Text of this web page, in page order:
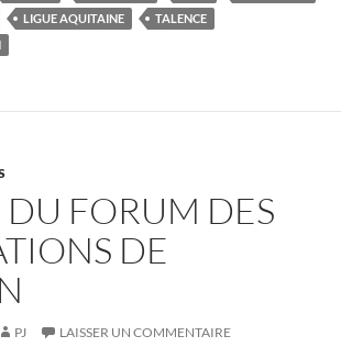
LIGUE AQUITAINE
TALENCE
DU FORUM DES
DE
PJ LAISSER UN COMMENTAIRE